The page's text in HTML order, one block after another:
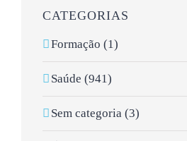
CATEGORIAS
Formação (1)
Saúde (941)
Sem categoria (3)